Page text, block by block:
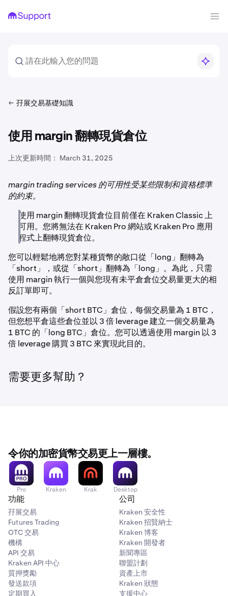
孖展交易基礎知識
使用 margin 翻轉現貨倉位
上次更新時間： March 31, 2025
margin trading services 的可用性受某些限制和資格標準
的約束。
使用 margin 翻轉現貨倉位目前僅在 Kraken Classic 上
可用。您將無法在 Kraken Pro 網站或 Kraken Pro 應用
程式上翻轉現貨倉位。
您可以輕鬆地將您對某種貨幣的敞口從「long」翻轉為
「short」，或從「short」翻轉為「long」。為此，只需
使用 margin 執行一個與您現有未平倉倉位交易量更大的相
反訂單即可。
假設您有兩個「short BTC」倉位，每個交易量為 1 BTC，
但您想平倉這些倉位並以 3 倍 leverage 建立一個交易量為
1 BTC 的「long BTC」倉位。您可以透過使用 margin 以 3
倍 leverage 購買 3 BTC 來實現此目的。
需要更多幫助？
令你的加密貨幣交易更上一層樓。
Pro Kraken Krak Desktop
功能
孖展交易
Futures Trading
OTC 交易
機構
API 交易
Kraken API 中心
質押獎勵
發送款項
定期買入
公司
Kraken 安全性
Kraken 招賢納士
Kraken 博客
Kraken 開發者
新聞專區
聯盟計劃
資產上市
Kraken 狀態
支援中心